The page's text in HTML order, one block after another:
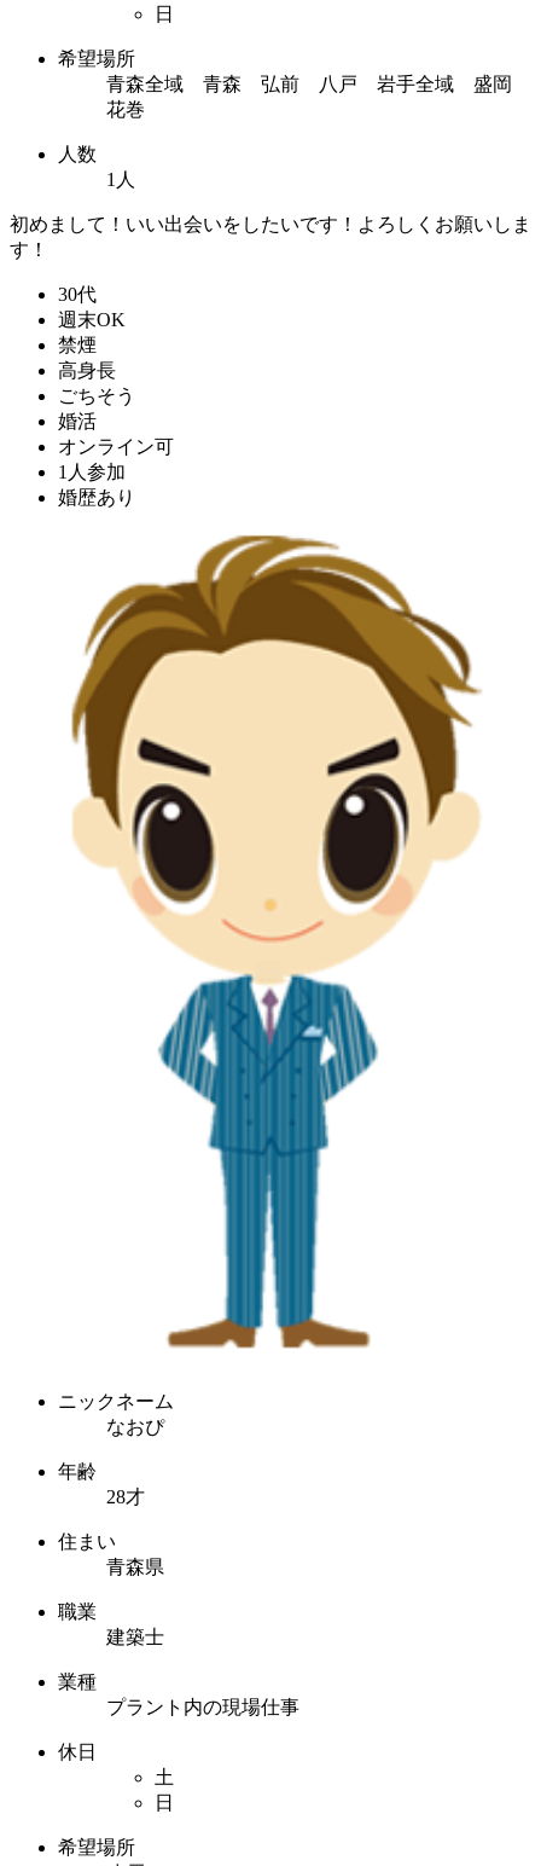
日
希望場所
青森全域 青森 弘前 八戸 岩手全域 盛岡
花巻
人数
1人
初めまして！いい出会いをしたいです！よろしくお願いしま
す！
30代
週末OK
禁煙
高身長
ごちそう
婚活
オンライン可
1人参加
婚歴あり
ニックネーム
なおぴ
年齢
28才
住まい
青森県
職業
建築士
業種
プラント内の現場仕事
休日
土
日
希望場所